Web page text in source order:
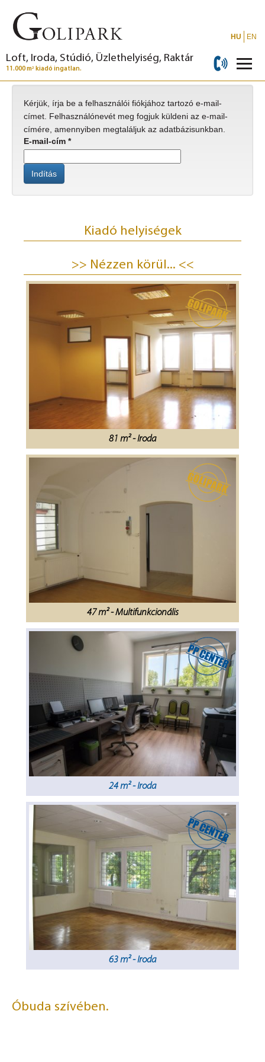
Loft, Iroda, Stúdió, Üzlethelyiség, Raktár
11.000 m2 kiadó ingatlan.
HU EN
Kérjük, írja be a felhasználói fiókjához tartozó e-mail-
címet. Felhasználónevét meg fogjuk küldeni az e-mail-
címére, amennyiben megtaláljuk az adatbázisunkban.
E-mail-cím *
Indítás
Kiadó helyiségek
>> Nézzen körül... <<
81 m² - Iroda
47 m² - Multifunkcionális
24 m² - Iroda
63 m² - Iroda
Óbuda szívében.